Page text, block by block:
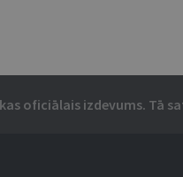
oficiālais izdevums. Tā